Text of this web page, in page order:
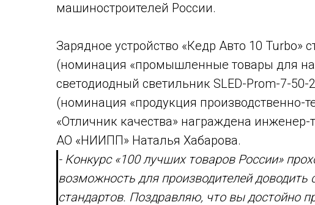
машиностроителей России.
Зарядное устройство «Кедр Авто 10 Turbo»
(номинация «промышленные товары для
светодиодный светильник SLED-Prom-7-
(номинация «продукция производственно-
«Отличник качества» награждена инженер-
АО «НИИПП» Наталья Хабарова.
- Конкурс «100 лучших товаров России»
возможность для производителей доводить
стандартов. Поздравляю, что вы достойно